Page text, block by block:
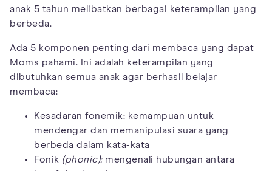
anak 5 tahun melibatkan berbagai keterampilan yang
berbeda.
Ada 5 komponen penting dari membaca yang dapat
Moms pahami. Ini adalah keterampilan yang
dibutuhkan semua anak agar berhasil belajar
membaca:
Kesadaran fonemik: kemampuan untuk
mendengar dan memanipulasi suara yang
berbeda dalam kata-kata
Fonik (phonic): mengenali hubungan antara